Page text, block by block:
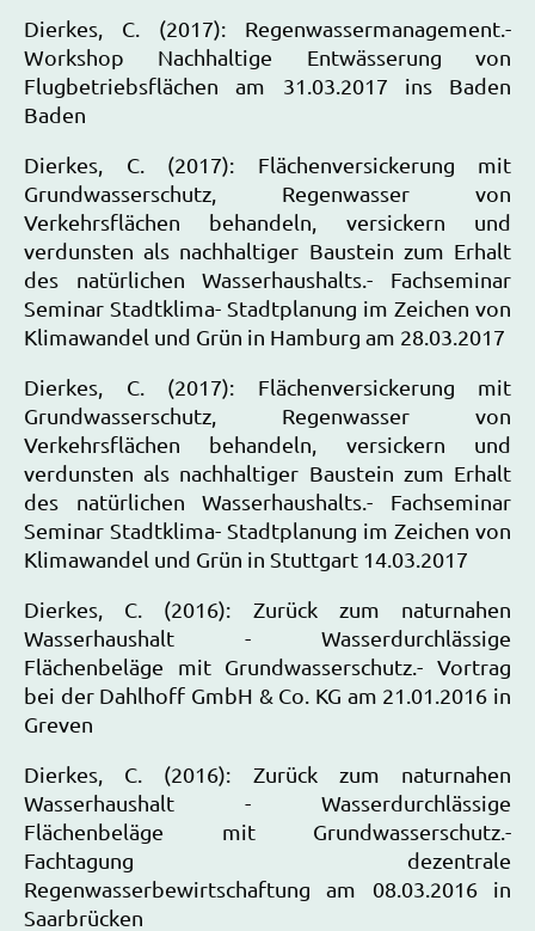
Dierkes, C. (2017): Regenwassermanagement.-
Workshop Nachhaltige Entwässerung von
Flugbetriebsflächen am 31.03.2017 ins Baden
Baden
Dierkes, C. (2017): Flächenversickerung mit
Grundwasserschutz, Regenwasser von
Verkehrsflächen behandeln, versickern und
verdunsten als nachhaltiger Baustein zum Erhalt
des natürlichen Wasserhaushalts.- Fachseminar
Seminar Stadtklima- Stadtplanung im Zeichen von
Klimawandel und Grün in Hamburg am 28.03.2017
Dierkes, C. (2017): Flächenversickerung mit
Grundwasserschutz, Regenwasser von
Verkehrsflächen behandeln, versickern und
verdunsten als nachhaltiger Baustein zum Erhalt
des natürlichen Wasserhaushalts.- Fachseminar
Seminar Stadtklima- Stadtplanung im Zeichen von
Klimawandel und Grün in Stuttgart 14.03.2017
Dierkes, C. (2016): Zurück zum naturnahen
Wasserhaushalt - Wasserdurchlässige
Flächenbeläge mit Grundwasserschutz.- Vortrag
bei der Dahlhoff GmbH & Co. KG am 21.01.2016 in
Greven
Dierkes, C. (2016): Zurück zum naturnahen
Wasserhaushalt - Wasserdurchlässige
Flächenbeläge mit Grundwasserschutz.-
Fachtagung dezentrale
Regenwasserbewirtschaftung am 08.03.2016 in
Saarbrücken